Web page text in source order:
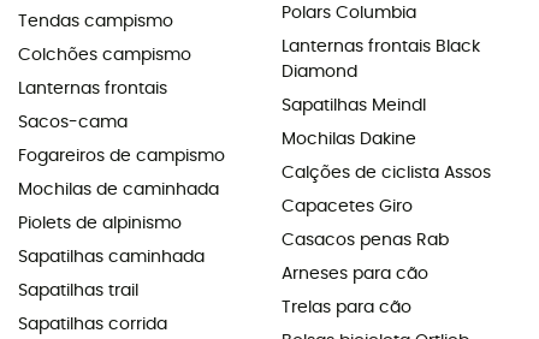
Tendas campismo
Colchões campismo
Lanternas frontais
Sacos-cama
Fogareiros de campismo
Mochilas de caminhada
Piolets de alpinismo
Sapatilhas caminhada
Sapatilhas trail
Sapatilhas corrida
Polars Columbia
Lanternas frontais Black
Diamond
Sapatilhas Meindl
Mochilas Dakine
Calções de ciclista Assos
Capacetes Giro
Casacos penas Rab
Arneses para cão
Trelas para cão